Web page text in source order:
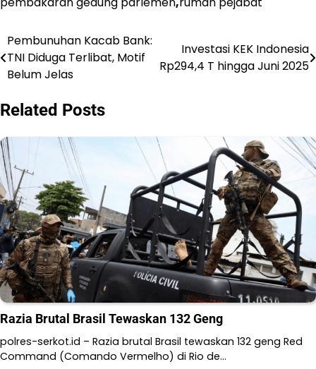
Navigasi
pos
Pembunuhan Kacab Bank:
TNI Diduga Terlibat, Motif
Belum Jelas
Investasi KEK Indonesia
Rp294,4 T hingga Juni 2025
Related Posts
Razia Brutal Brasil Tewaskan 132 Geng
polres-serkot.id – Razia brutal Brasil tewaskan 132 geng Red
Command (Comando Vermelho) di Rio de…